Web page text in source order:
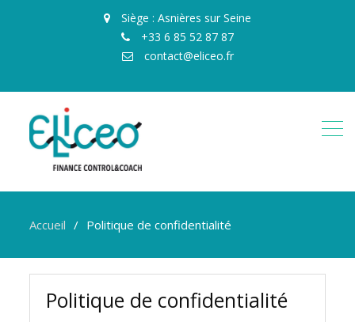
Siège : Asnières sur Seine
+33 6 85 52 87 87
contact@eliceo.fr
Accueil Politique de confidentialité
Politique de confidentialité